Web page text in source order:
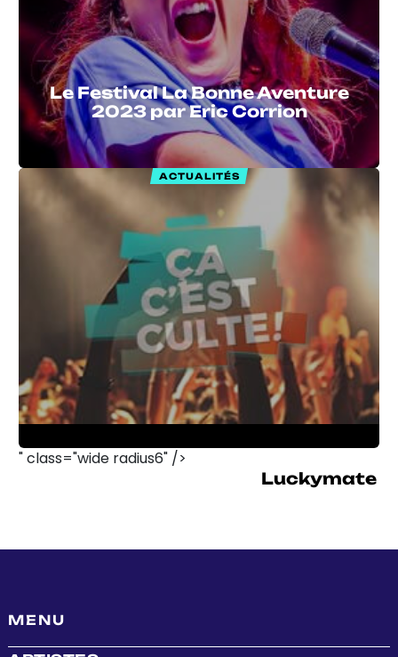
Le Festival La Bonne Aventure
2023 par Eric Corrion
ACTUALITÉS
" class="wide radius6" />
Luckymate
MENU